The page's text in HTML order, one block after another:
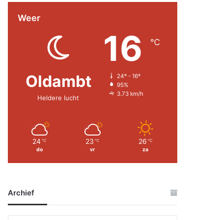
Weer
Oldambt
Heldere lucht
16 ℃
24º - 16º
95%
3.73 km/h
24 ℃
do
23 ℃
vr
26 ℃
za
Archief